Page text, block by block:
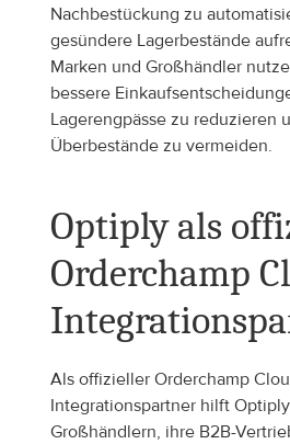
Nachbestückung zu
gesündere Lagerbestände
Marken und Großhändler
bessere
Lagerengpässe zu reduzieren
Überbestände zu vermeiden.
Optiply als
Orderchamp
Als offizieller Orderchamp
Integrationspartner hilft
Großhändlern, ihre B2B-